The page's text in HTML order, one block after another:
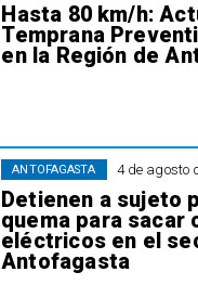
Hasta 80 km/h:
Temprana
en la Región de
4 de agosto
Detienen a sujeto
quema para sacar
eléctricos en el
Antofagasta
ANTOFAGASTA